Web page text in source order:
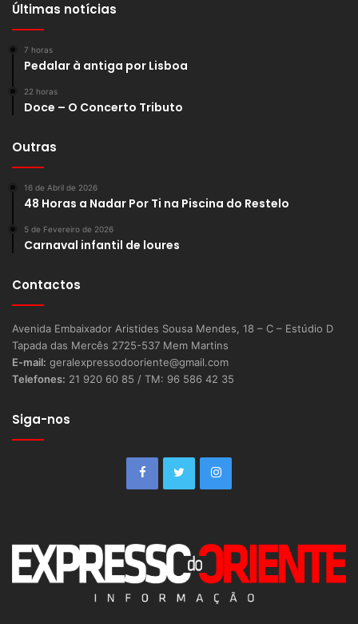
Últimas notícias
7 horas
Pedalar à antiga por Lisboa
22 horas
Doce – O Concerto Tributo
Outras
16 de Abril de 2026
48 Horas a Nadar Por Ti na Piscina do Restelo
5 de Fevereiro de 2026
Carnaval infantil de loures
Contactos
Avenida Embaixador Aristides Sousa Mendes, 18 – C – Estúdio D
Tapada das Mercês 2725-537 Mem Martins
E-mail: geralexpressodooriente@gmail.com
Telefones: 21 920 60 85 / TM: 96 586 42 35
Siga-nos